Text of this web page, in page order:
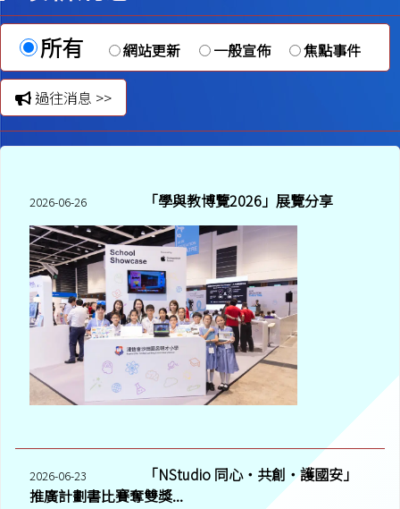
所有 網站更新 一般宣佈 焦點事件
過往消息 >>
2026-06-26 「學與教博覽2026」展覽分享
2026-06-23
「NStudio 同心‧共創‧護國安」
推廣計劃書比賽奪雙獎...